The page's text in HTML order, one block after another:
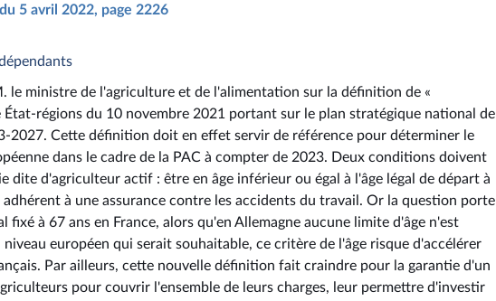
5 avril 2022, page 2226
le ministre de l'agriculture et de l'alimentation sur la définition de «
régions du 10 novembre 2021 portant sur le plan stratégique national de
2027. Cette définition doit en effet servir de référence pour déterminer le
dans le cadre de la PAC à compter de 2023. Deux conditions doivent
dite d'agriculteur actif : être en âge inférieur ou égal à l'âge légal de départ à
à une assurance contre les accidents du travail. Or la question porte
fixé à 67 ans en France, alors qu'en Allemagne aucune limite d'âge n'est
européen qui serait souhaitable, ce critère de l'âge risque d'accélérer
Par ailleurs, cette nouvelle définition fait craindre pour la garantie d'un
pour couvrir l'ensemble de leurs charges, leur permettre d'investir